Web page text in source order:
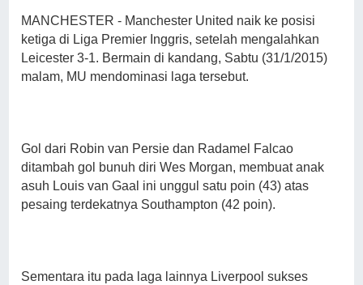
MANCHESTER - Manchester United naik ke posisi
ketiga di Liga Premier Inggris, setelah mengalahkan
Leicester 3-1. Bermain di kandang, Sabtu (31/1/2015)
malam, MU mendominasi laga tersebut.
Gol dari Robin van Persie dan Radamel Falcao
ditambah gol bunuh diri Wes Morgan, membuat anak
asuh Louis van Gaal ini unggul satu poin (43) atas
pesaing terdekatnya Southampton (42 poin).
Sementara itu pada laga lainnya Liverpool sukses